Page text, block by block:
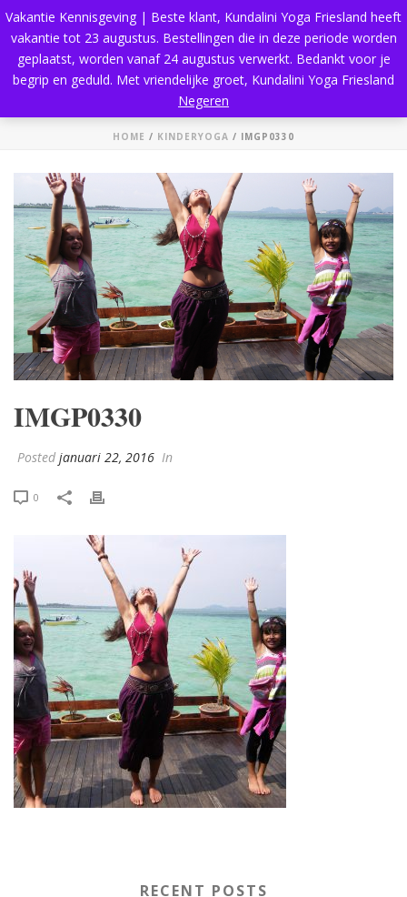
HOME / KINDERYOGA / IMGP0330
IMGP0330
Posted januari 22, 2016 In
0
RECENT POSTS
Vakantie Kennisgeving | Beste klant, Kundalini Yoga Friesland heeft
vakantie tot 23 augustus. Bestellingen die in deze periode worden
geplaatst, worden vanaf 24 augustus verwerkt. Bedankt voor je
begrip en geduld. Met vriendelijke groet, Kundalini Yoga Friesland
Negeren